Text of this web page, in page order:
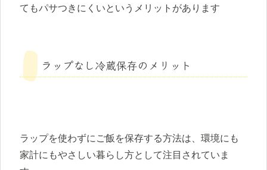
てもパサつきにくいというメリットがあります
ラップなし冷蔵保存のメリット
ラップを使わずにご飯を保存する方法は、環境にも
家計にもやさしい暮らし方として注目されていま